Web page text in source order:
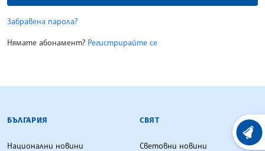
Забравена парола?
Нямате абонамент? Регистрирайте се
БЪЛГАРСКА ТЕЛЕГРАФНА АГЕНЦИЯ
БЪЛГАРИЯ
Национални новини
СВЯТ
Световни новини